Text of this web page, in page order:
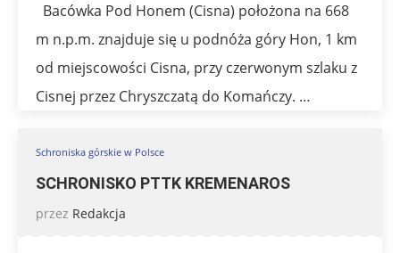
Bacówka Pod Honem (Cisna) położona na 668
m n.p.m. znajduje się u podnóża góry Hon, 1 km
od miejscowości Cisna, przy czerwonym szlaku z
Cisnej przez Chryszczatą do Komańczy. …
Schroniska górskie w Polsce
SCHRONISKO PTTK KREMENAROS
przez Redakcja